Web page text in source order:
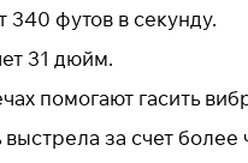
340 футов в секунду.
31 дюйм.
помогают гасить
за счет
При